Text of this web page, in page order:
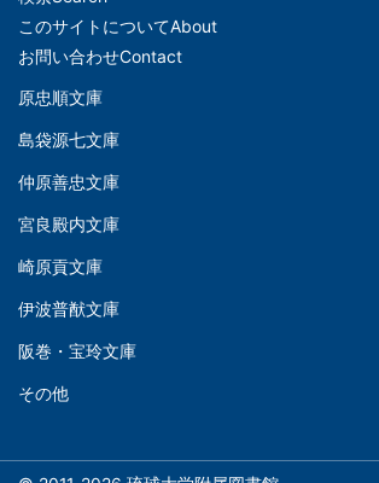
イ
ン
ナ
ビ
ー
シ
ョ
ン
ッ
タ
このサイトについてAbout
お問い合わせContact
文
(Left)
原忠順文庫
島袋源七文庫
仲原善忠文庫
文
(Middle)
宮良殿内文庫
崎原貢文庫
伊波普猷文庫
文
庫
阪巻・宝玲文庫
その他